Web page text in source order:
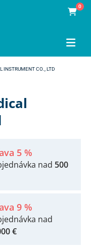
0
INSTRUMENT CO., LTD
5 %
nad 500
9 %
nad
€